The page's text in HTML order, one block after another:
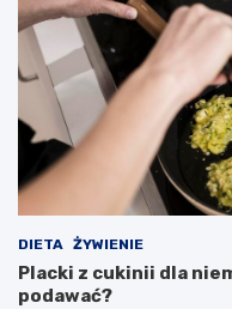
DIETA ŻYWIENIE
Placki z cukinii dla
podawać?